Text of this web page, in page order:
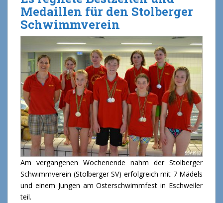
Medaillen für den Stolberger
Schwimmverein
Am vergangenen Wochenende nahm der Stolberger
Schwimmverein (Stolberger SV) erfolgreich mit 7 Mädels
und einem Jungen am Osterschwimmfest in Eschweiler
teil.